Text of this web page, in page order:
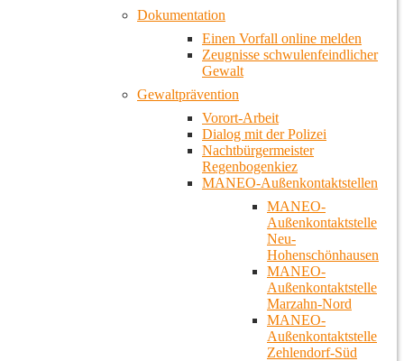
Dokumentation
Einen Vorfall online melden
Zeugnisse schwulenfeindlicher
Gewalt
Gewaltprävention
Vorort-Arbeit
Dialog mit der Polizei
Nachtbürgermeister
Regenbogenkiez
MANEO-Außenkontaktstellen
MANEO-
Außenkontaktstelle
Neu-
Hohenschönhausen
MANEO-
Außenkontaktstelle
Marzahn-Nord
MANEO-
Außenkontaktstelle
Zehlendorf-Süd